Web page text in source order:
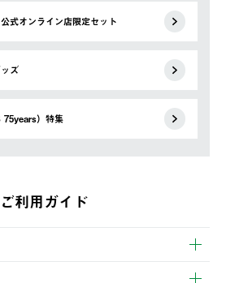
式オンライン店限定セット
ズ
）特集
ご利用ガイド
支払いいただけます。